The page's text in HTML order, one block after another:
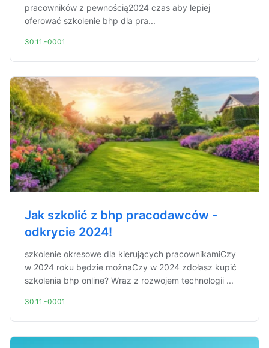
pracowników z pewnością2024 czas aby lepiej
oferować szkolenie bhp dla pra...
30.11.-0001
Jak szkolić z bhp pracodawców -
odkrycie 2024!
szkolenie okresowe dla kierujących pracownikamiCzy
w 2024 roku będzie możnaCzy w 2024 zdołasz kupić
szkolenia bhp online? Wraz z rozwojem technologii ...
30.11.-0001